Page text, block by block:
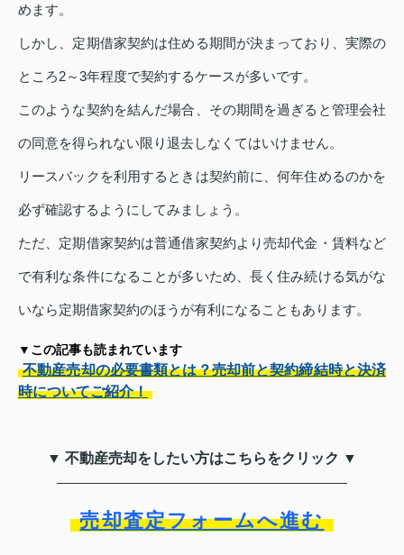
めます。
しかし、定期借家契約は住める期間が決まっており、実際の
ところ2～3年程度で契約するケースが多いです。
このような契約を結んだ場合、その期間を過ぎると管理会社
の同意を得られない限り退去しなくてはいけません。
リースバックを利用するときは契約前に、何年住めるのかを
必ず確認するようにしてみましょう。
ただ、定期借家契約は普通借家契約より売却代金・賃料など
で有利な条件になることが多いため、長く住み続ける気がな
いなら定期借家契約のほうが有利になることもあります。
▼この記事も読まれています
不動産売却の必要書類とは？売却前と契約締結時と決済
時についてご紹介！
▼ 不動産売却をしたい方はこちらをクリック ▼
売却査定フォームへ進む